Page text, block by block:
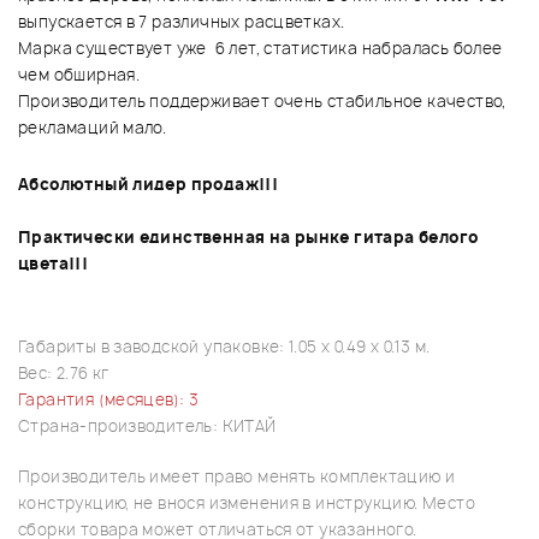
выпускается в 7 различных расцветках.
Марка существует уже 6 лет, статистика набралась более
чем обширная.
Производитель поддерживает очень стабильное качество,
рекламаций мало.
Абсолютный лидер продаж!!!
Практически единственная на рынке гитара белого
цвета!!!
Габариты в заводской упаковке: 1.05 x 0.49 x 0.13 м.
Вес: 2.76 кг
Гарантия (месяцев): 3
Страна-производитель: КИТАЙ
Производитель имеет право менять комплектацию и
конструкцию, не внося изменения в инструкцию. Место
сборки товара может отличаться от указанного.